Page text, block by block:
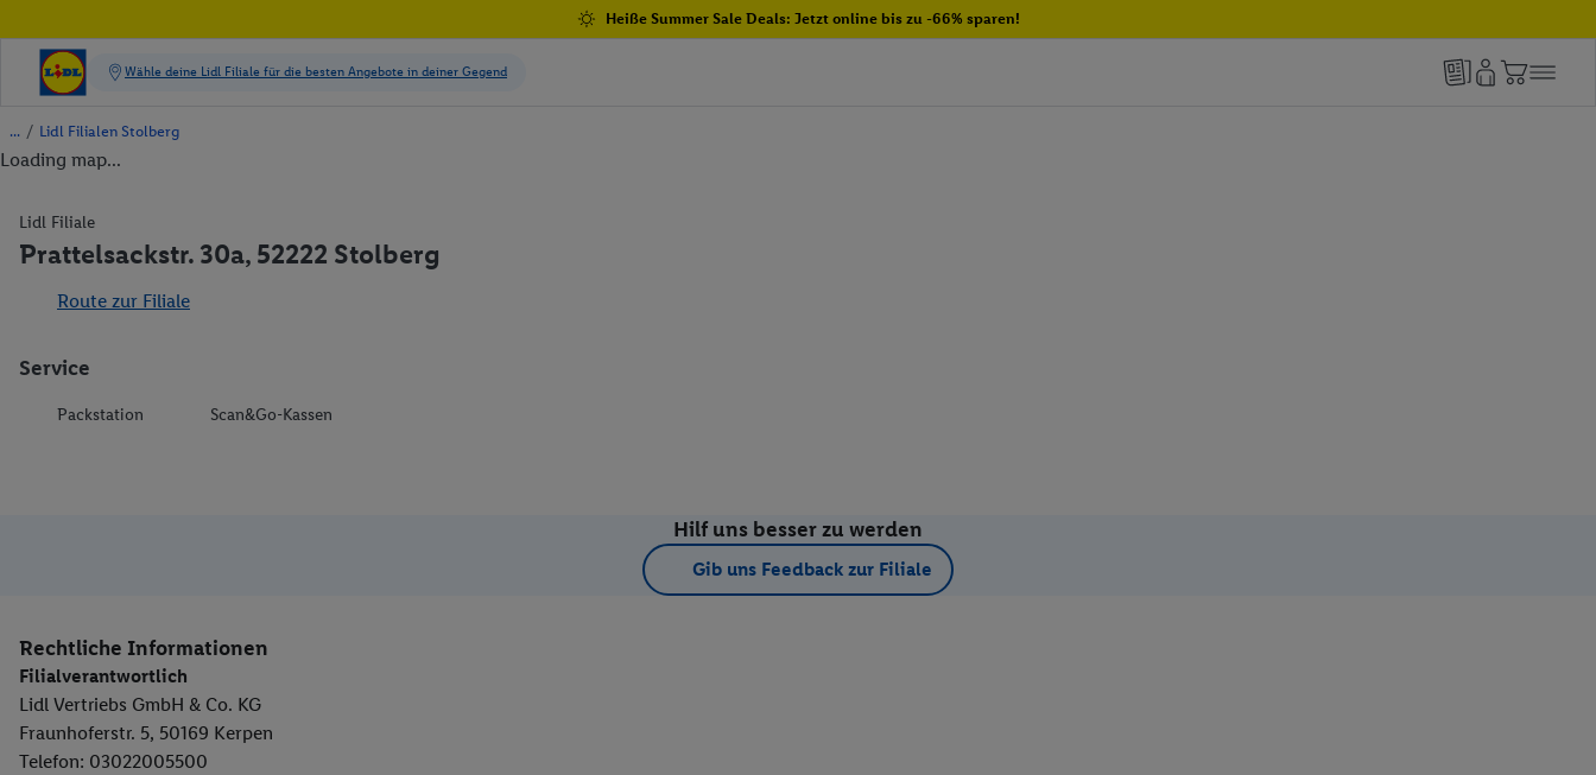
Heiße Summer Sale Deals: Jetzt online bis zu -66% sparen!
/ Lidl Filialen Stolberg
Loading map...
Lidl Filiale
Prattelsackstr. 30a, 52222 Stolberg
Route zur Filiale
Service
Packstation Scan&Go-Kassen
Hilf uns besser zu werden
Gib uns Feedback zur Filiale
Rechtliche Informationen
Filialverantwortlich
Lidl Vertriebs GmbH & Co. KG
Fraunhoferstr. 5, 50169 Kerpen
Telefon: 03022005500